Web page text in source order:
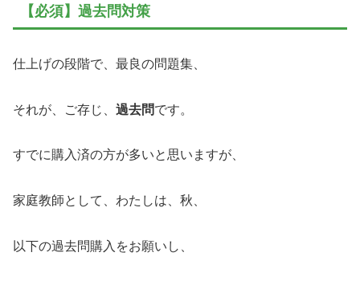
【必須】過去問対策
仕上げの段階で、最良の問題集、
それが、ご存じ、 過去問です。
すでに購入済の方が多いと思いますが、
家庭教師として、わたしは、秋、
以下の過去問購入をお願いし、